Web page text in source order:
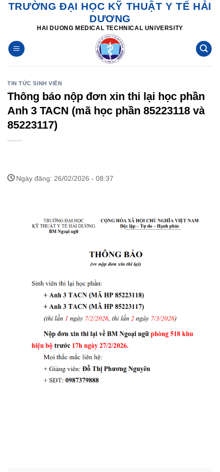
SkipTRƯỜNG ĐẠI HỌC KỸ THUẬT Y TẾ HẢI
DƯƠNG
HAI DUONG MEDICAL TECHNICAL UNIVERSITY
TIN TỨC SINH VIÊN
Thông báo nộp đơn xin thi lại học phần
Anh 3 TACN (mã học phần 85223118 và
85223117)
Ngày đăng: 26/02/2026 - 08:37